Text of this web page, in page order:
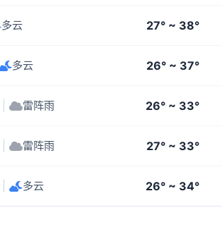
多云 27° ~ 38°
多云 26° ~ 37°
雷阵雨 26° ~ 33°
雷阵雨 27° ~ 33°
多云 26° ~ 34°